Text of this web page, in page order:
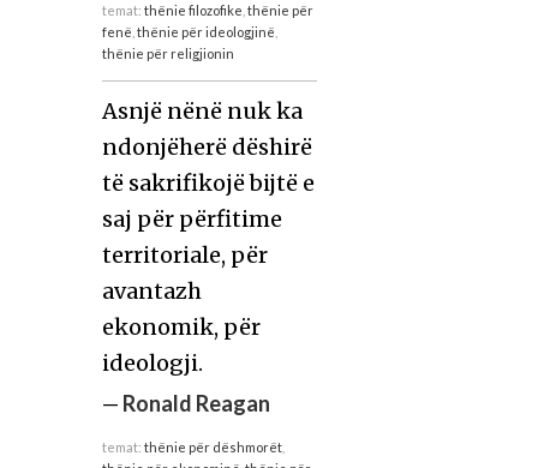
temat: thënie filozofike thënie për
fenë thënie për ideologjinë
thënie për religjionin
Asnjë nënë nuk ka
ndonjëherë dëshirë
të sakrifikojë bijtë e
saj për përfitime
territoriale, për
avantazh
ekonomik, për
ideologji.
— Ronald Reagan
temat: thënie për dëshmorët,